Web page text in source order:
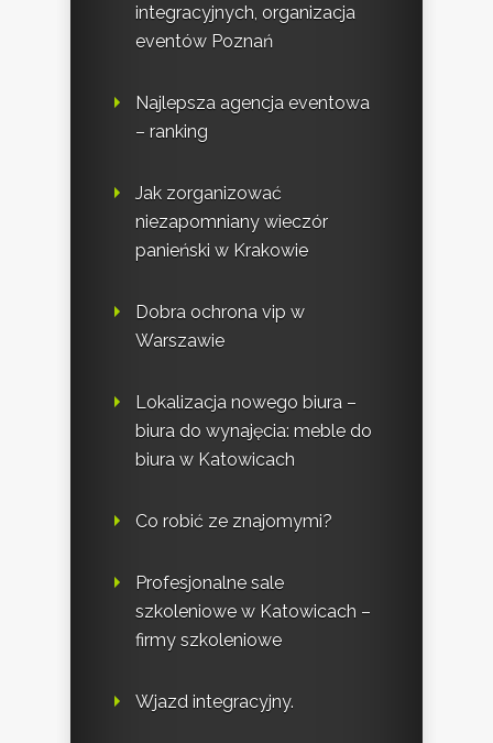
integracyjnych, organizacja
eventów Poznań
Najlepsza agencja eventowa
– ranking
Jak zorganizować
niezapomniany wieczór
panieński w Krakowie
Dobra ochrona vip w
Warszawie
Lokalizacja nowego biura –
biura do wynajęcia: meble do
biura w Katowicach
Co robić ze znajomymi?
Profesjonalne sale
szkoleniowe w Katowicach –
firmy szkoleniowe
Wjazd integracyjny.